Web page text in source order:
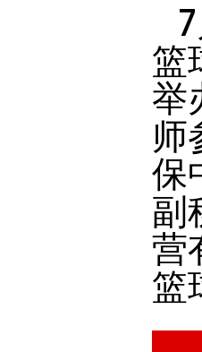
篮
举
师
保
副
营
篮